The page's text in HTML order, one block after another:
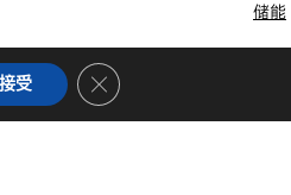
储能
接受 Close GDPR Cookie Banner